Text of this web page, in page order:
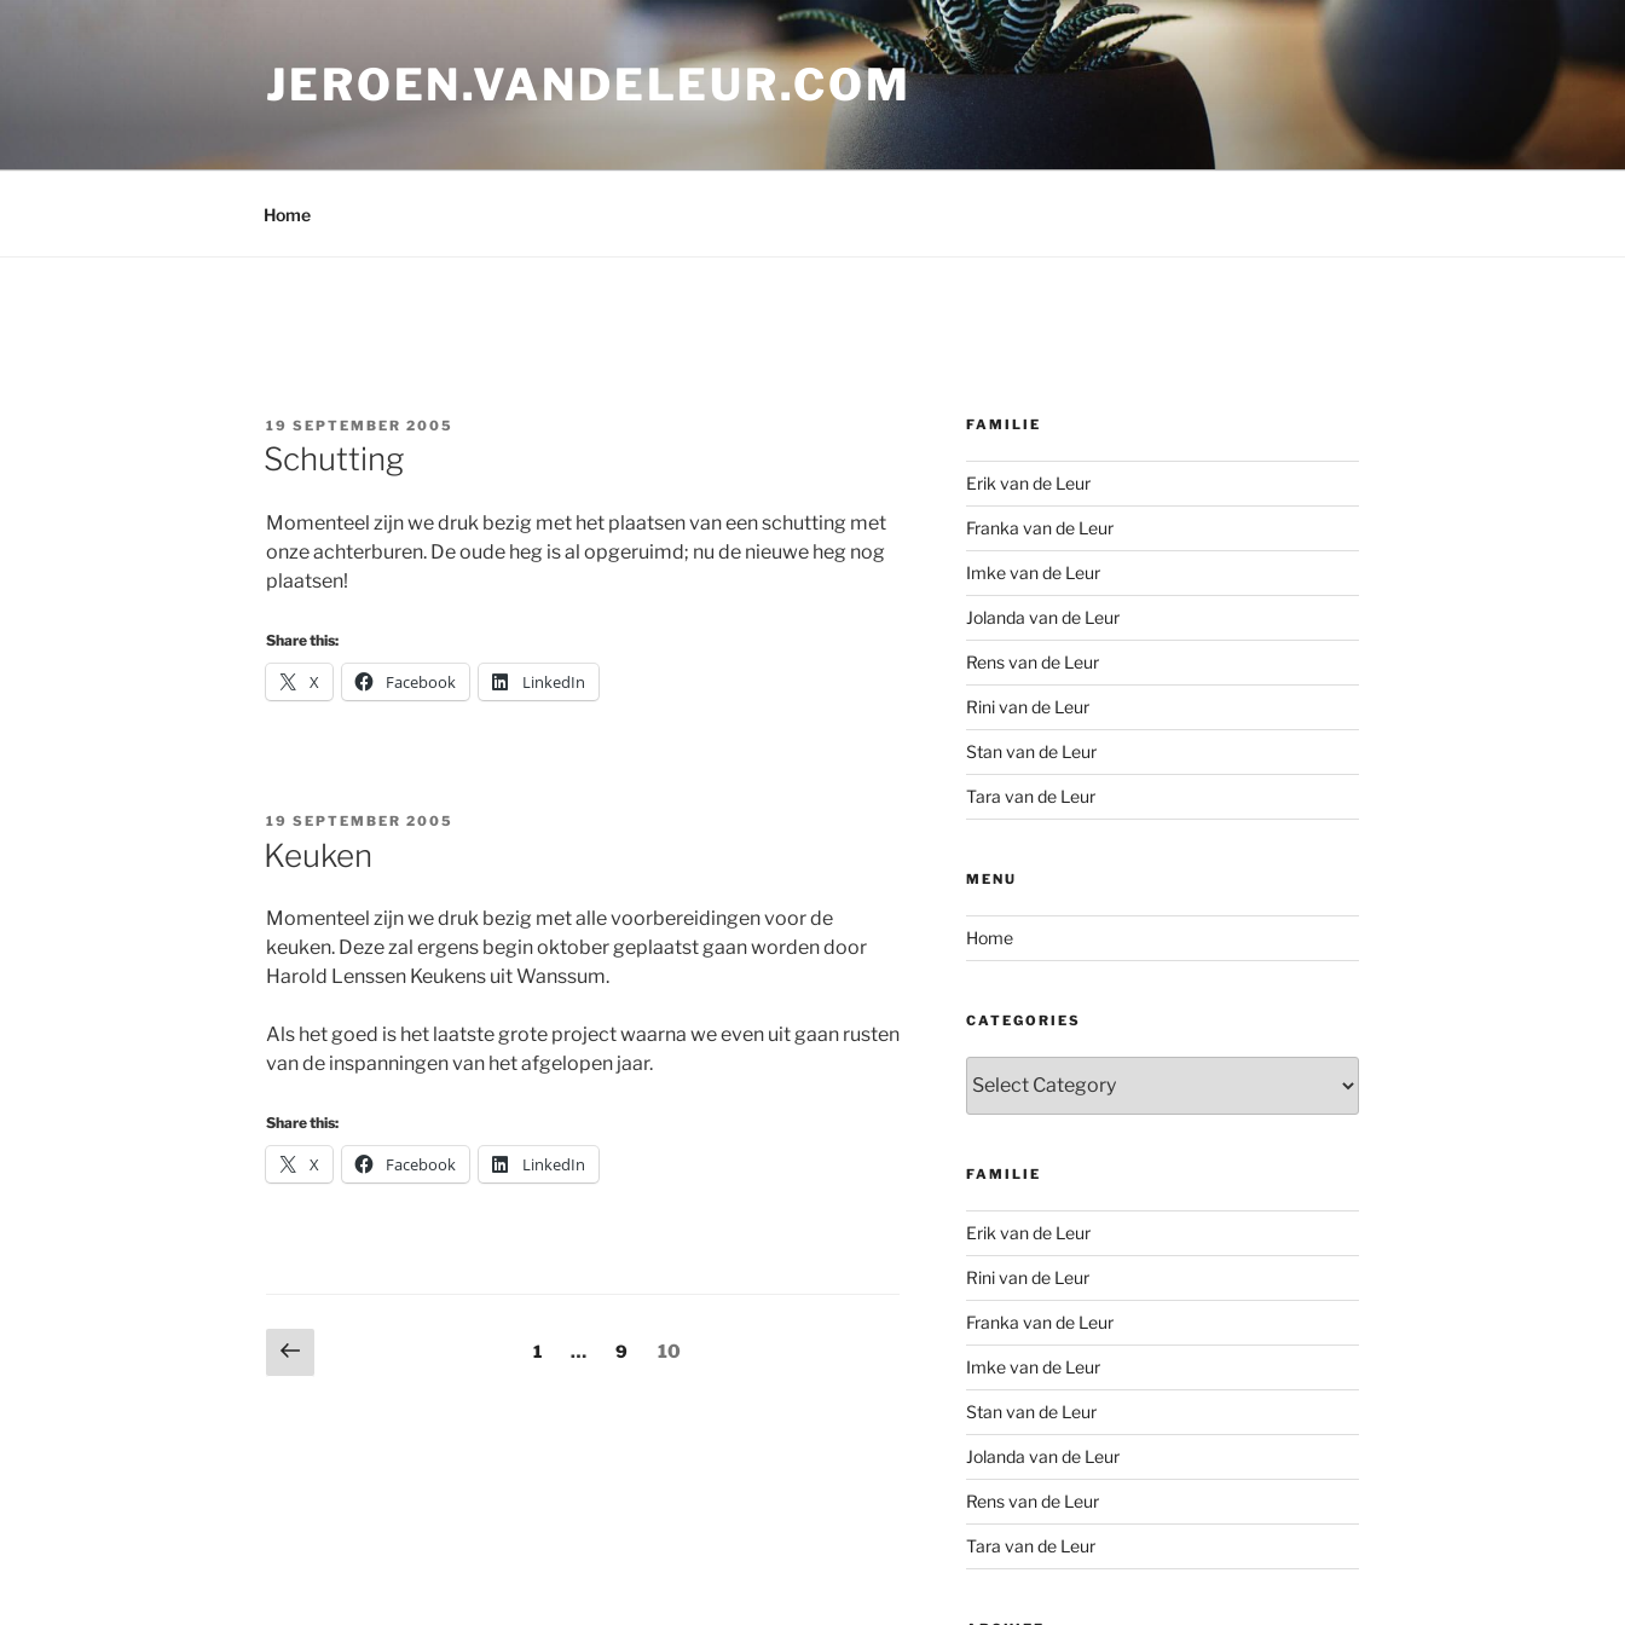
JEROEN.VANDELEUR.COM
Home
POSTED
ON
19 SEPTEMBER 2005
Schutting
Momenteel zijn we druk bezig met het plaatsen van een schutting met
onze achterburen. De oude heg is al opgeruimd; nu de nieuwe heg nog
plaatsen!
Share this:
X Facebook LinkedIn
POSTED
19 SEPTEMBER 2005
Keuken
Momenteel zijn we druk bezig met alle voorbereidingen voor de
keuken. Deze zal ergens begin oktober geplaatst gaan worden door
Harold Lenssen Keukens uit Wanssum.
Als het goed is het laatste grote project waarna we even uit gaan rusten
van de inspanningen van het afgelopen jaar.
Share this:
X Facebook LinkedIn
Posts
Previous
page
Page
1 … Page
9 Page
10
FAMILIE
Erik van de Leur
Franka van de Leur
Imke van de Leur
Jolanda van de Leur
Rens van de Leur
Rini van de Leur
Stan van de Leur
Tara van de Leur
MENU
Home
CATEGORIES
FAMILIE
Erik van de Leur
Rini van de Leur
Franka van de Leur
Imke van de Leur
Stan van de Leur
Jolanda van de Leur
Rens van de Leur
Tara van de Leur